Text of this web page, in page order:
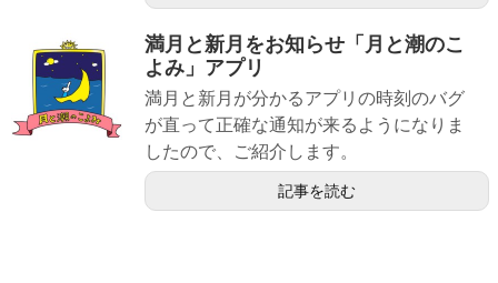
満月と新月をお知らせ「月と潮のこ
よみ」アプリ
満月と新月が分かるアプリの時刻のバグ
が直って正確な通知が来るようになりま
したので、ご紹介します。
記事を読む